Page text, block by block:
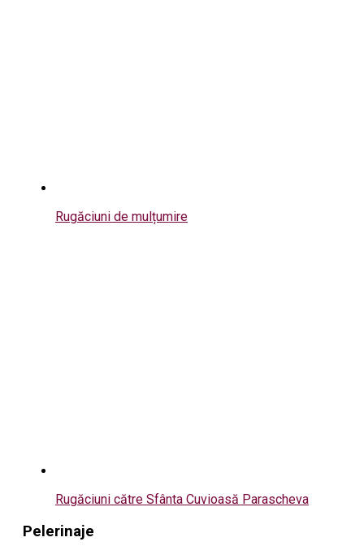
Rugăciuni de mulțumire
Rugăciuni către Sfânta Cuvioasă Parascheva
Pelerinaje